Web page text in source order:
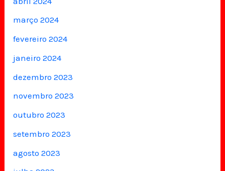
março 2024
fevereiro 2024
janeiro 2024
dezembro 2023
novembro 2023
outubro 2023
setembro 2023
agosto 2023